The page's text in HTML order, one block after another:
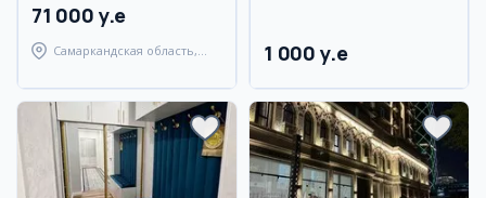
71 000 y.e
Самаркандская область,
1 000 y.e